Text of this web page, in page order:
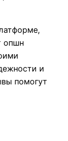
опшн
и
помогут